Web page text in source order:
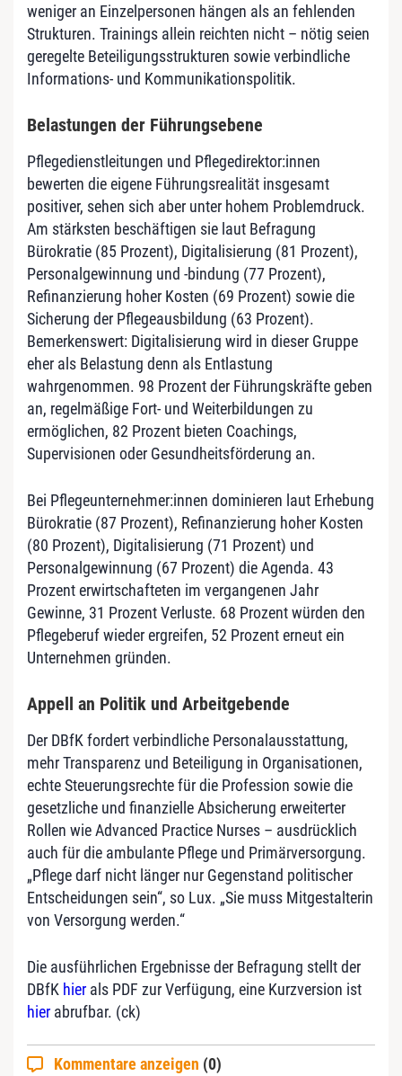
weniger an Einzelpersonen hängen als an fehlenden
Strukturen. Trainings allein reichten nicht – nötig seien
geregelte Beteiligungsstrukturen sowie verbindliche
Informations- und Kommunikationspolitik.
Belastungen der Führungsebene
Pflegedienstleitungen und Pflegedirektor:innen
bewerten die eigene Führungsrealität insgesamt
positiver, sehen sich aber unter hohem Problemdruck.
Am stärksten beschäftigen sie laut Befragung
Bürokratie (85 Prozent), Digitalisierung (81 Prozent),
Personalgewinnung und -bindung (77 Prozent),
Refinanzierung hoher Kosten (69 Prozent) sowie die
Sicherung der Pflegeausbildung (63 Prozent).
Bemerkenswert: Digitalisierung wird in dieser Gruppe
eher als Belastung denn als Entlastung
wahrgenommen. 98 Prozent der Führungskräfte geben
an, regelmäßige Fort- und Weiterbildungen zu
ermöglichen, 82 Prozent bieten Coachings,
Supervisionen oder Gesundheitsförderung an.
Bei Pflegeunternehmer:innen dominieren laut Erhebung
Bürokratie (87 Prozent), Refinanzierung hoher Kosten
(80 Prozent), Digitalisierung (71 Prozent) und
Personalgewinnung (67 Prozent) die Agenda. 43
Prozent erwirtschafteten im vergangenen Jahr
Gewinne, 31 Prozent Verluste. 68 Prozent würden den
Pflegeberuf wieder ergreifen, 52 Prozent erneut ein
Unternehmen gründen.
Appell an Politik und Arbeitgebende
Der DBfK fordert verbindliche Personalausstattung,
mehr Transparenz und Beteiligung in Organisationen,
echte Steuerungsrechte für die Profession sowie die
gesetzliche und finanzielle Absicherung erweiterter
Rollen wie Advanced Practice Nurses – ausdrücklich
auch für die ambulante Pflege und Primärversorgung.
„Pflege darf nicht länger nur Gegenstand politischer
Entscheidungen sein“, so Lux. „Sie muss Mitgestalterin
von Versorgung werden.“
Die ausführlichen Ergebnisse der Befragung stellt der
DBfK hier als PDF zur Verfügung, eine Kurzversion ist
hier abrufbar. (ck)
Kommentare anzeigen (0)